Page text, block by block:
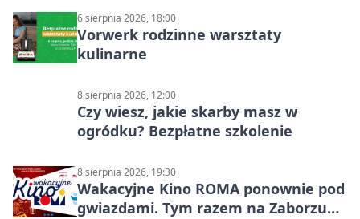
6 sierpnia 2026, 18:00
Vorwerk rodzinne warsztaty
kulinarne
8 sierpnia 2026, 12:00
Czy wiesz, jakie skarby masz w
ogródku? Bezpłatne szkolenie
8 sierpnia 2026, 19:30
Wakacyjne Kino ROMA ponownie pod
gwiazdami. Tym razem na Zaborzu